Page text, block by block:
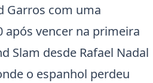
Garros com uma
após vencer na primeira
Slam desde Rafael Nadal
o espanhol perdeu